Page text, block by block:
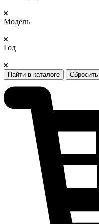
Модель
Год
Найти в каталоге Сбросить